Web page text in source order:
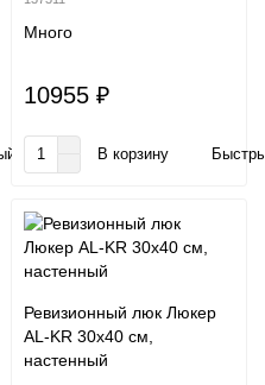
заказ
Много
10955 ₽
В корзину
Ревизионный люк Люкер
AL-KR 30x40 см,
настенный